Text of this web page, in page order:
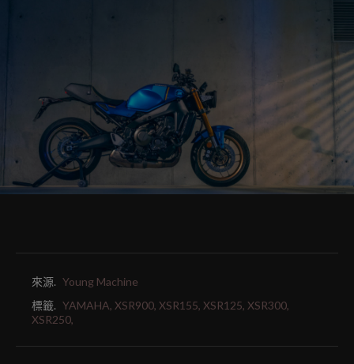
來源. Young Machine
標籤. YAMAHA, XSR900, XSR155, XSR125, XSR300,
XSR250,